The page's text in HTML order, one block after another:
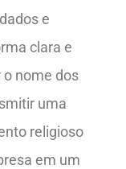
e
clara e
nome dos
uma
religioso
em um